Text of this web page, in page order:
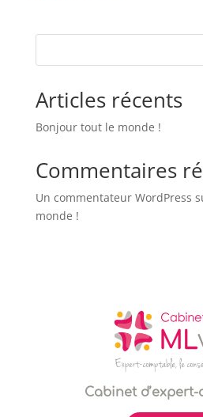
Articles récents
Bonjour tout le monde !
Commentaires
Un commentateur WordPress
monde !
Cabinet